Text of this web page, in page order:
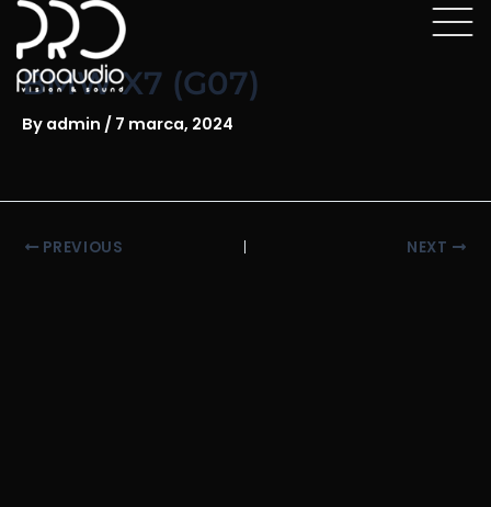
Skip
content
BMW X7 (G07)
By admin / 7 marca, 2024
Post
navigation
PREVIOUS NEXT